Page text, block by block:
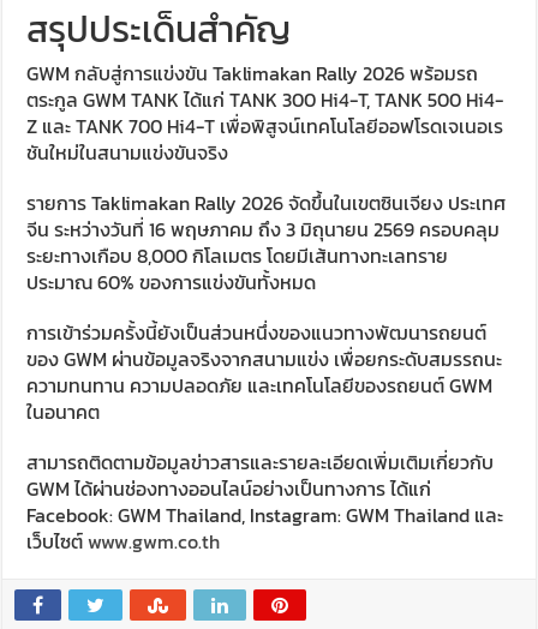
สรุปประเด็นสำคัญ
GWM กลับสู่การแข่งขัน Taklimakan Rally 2026 พร้อมรถ
ตระกูล GWM TANK ได้แก่ TANK 300 Hi4-T, TANK 500 Hi4-
Z และ TANK 700 Hi4-T เพื่อพิสูจน์เทคโนโลยีออฟโรดเจเนอเร
ชันใหม่ในสนามแข่งขันจริง
รายการ Taklimakan Rally 2026 จัดขึ้นในเขตซินเจียง ประเทศ
จีน ระหว่างวันที่ 16 พฤษภาคม ถึง 3 มิถุนายน 2569 ครอบคลุม
ระยะทางเกือบ 8,000 กิโลเมตร โดยมีเส้นทางทะเลทราย
ประมาณ 60% ของการแข่งขันทั้งหมด
การเข้าร่วมครั้งนี้ยังเป็นส่วนหนึ่งของแนวทางพัฒนารถยนต์
ของ GWM ผ่านข้อมูลจริงจากสนามแข่ง เพื่อยกระดับสมรรถนะ
ความทนทาน ความปลอดภัย และเทคโนโลยีของรถยนต์ GWM
ในอนาคต
สามารถติดตามข้อมูลข่าวสารและรายละเอียดเพิ่มเติมเกี่ยวกับ
GWM ได้ผ่านช่องทางออนไลน์อย่างเป็นทางการ ได้แก่
Facebook: GWM Thailand, Instagram: GWM Thailand และ
เว็บไซต์www.gwm.co.th